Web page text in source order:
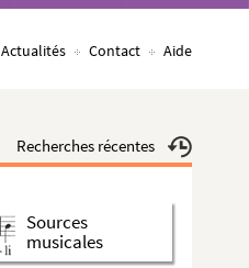
Actualités Contact Aide
Recherches récentes
Sources
musicales